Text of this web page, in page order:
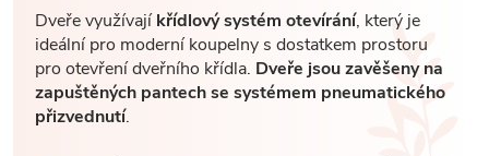
Dveře využívajíkřídlový systém otevírání, který je
ideální pro moderní koupelny s dostatkem prostoru
pro otevření dveřního křídla. Dveře jsou zavěšeny na
zapuštěných pantech se systémem pneumatického
přizvednutí.